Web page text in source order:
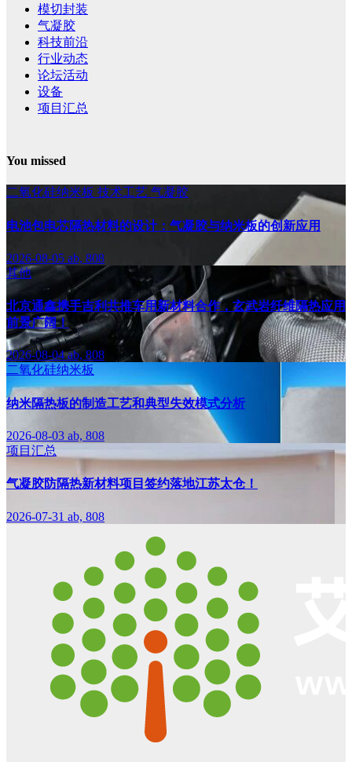
模切封装
气凝胶
科技前沿
行业动态
论坛活动
设备
项目汇总
You missed
二氧化硅纳米板 技术工艺 气凝胶
电池包电芯隔热材料的设计：气凝胶与纳米板的创新应用
2026-08-05 ab, 808
其他
北京通鑫携手吉利共推车用新材料合作，玄武岩纤维隔热应用
前景广阔！
2026-08-04ab, 808
二氧化硅纳米板
纳米隔热板的制造工艺和典型失效模式分析
2026-08-03 ab, 808
项目汇总
气凝胶防隔热新材料项目签约落地江苏太仓！
2026-07-31 ab, 808